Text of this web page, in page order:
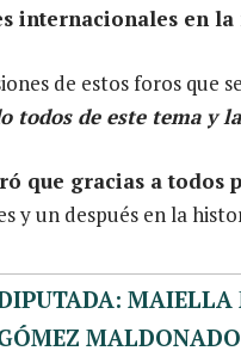
internacionales en la
de estos foros que
todos de este tema y
que gracias a todos
y un después en la
MAIELLA
MALDONADO